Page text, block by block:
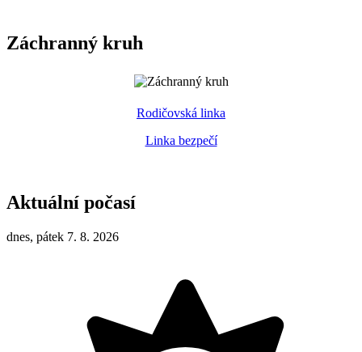
Záchranný kruh
Rodičovská linka
Linka bezpečí
Aktuální počasí
dnes, pátek 7. 8. 2026